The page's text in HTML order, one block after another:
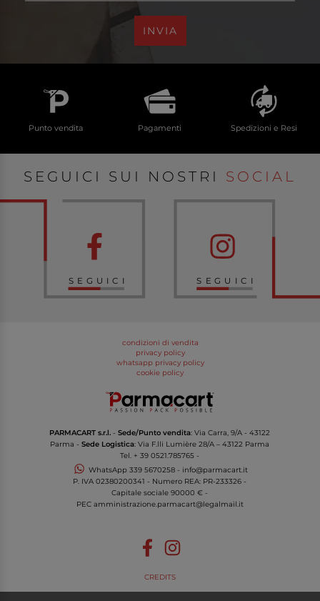
INVIA
Punto vendita Pagamenti Spedizioni e Resi
SEGUICI SUI NOSTRI SOCIAL
SEGUICI SEGUICI
condizioni di vendita
privacy policy
whatsapp privacy policy
cookie policy
PARMACART s.r.l. -Sede/Punto vendita: Via Carra, 9/A - 43122
Parma -Sede Logistica: Via F.lli Lumière 28/A – 43122 Parma
Tel. + 39 0521.785765 -
WhatsApp 339 5670258- info@parmacart.it
P. IVA02380200341 - Numero REA: PR-233326 -
Capitale sociale 90000 € -
PEC amministrazione.parmacart@legalmail.it
CREDITS